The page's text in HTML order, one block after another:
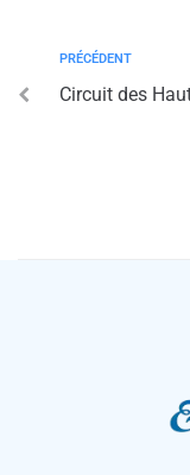
PRÉCÉDENT
Circuit des